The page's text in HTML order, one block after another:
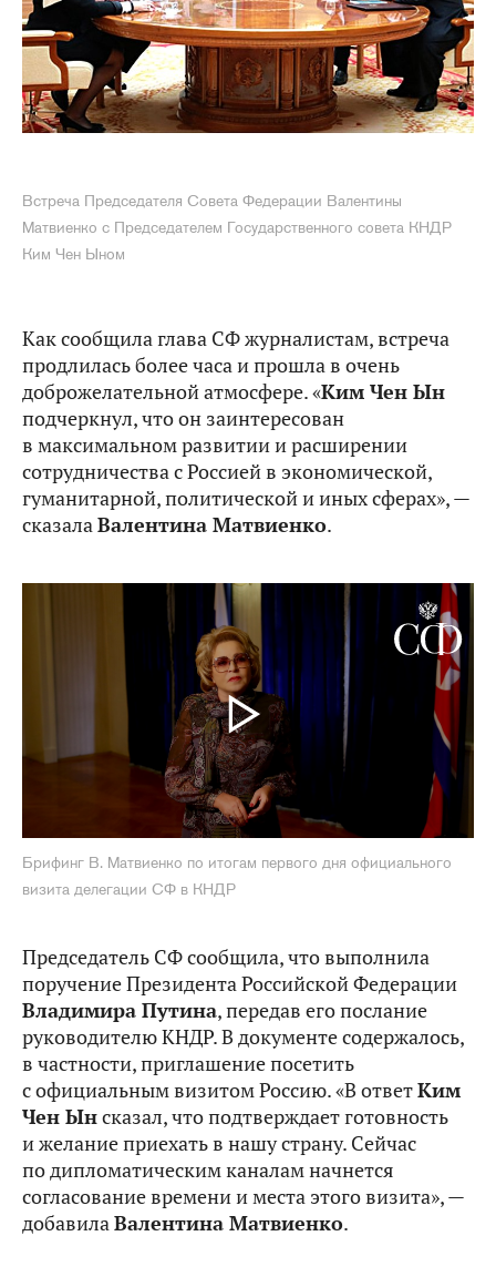
Встреча Председателя Совета Федерации Валентины
Матвиенко с Председателем Государственного совета КНДР
Ким Чен Ыном
Как сообщила глава СФ журналистам, встреча
продлилась более часа и прошла в очень
доброжелательной атмосфере. «Ким Чен Ын
подчеркнул, что он заинтересован
в максимальном развитии и расширении
сотрудничества с Россией в экономической,
гуманитарной, политической и иных сферах», —
сказалаВалентина Матвиенко.
Брифинг В. Матвиенко по итогам первого дня официального
визита делегации СФ в КНДР
Председатель СФ сообщила, что выполнила
поручение Президента Российской Федерации
Владимира Путина, передав его послание
руководителю КНДР. В документе содержалось,
в частности, приглашение посетить
с официальным визитом Россию. «В ответКим
Чен Ынсказал, что подтверждает готовность
и желание приехать в нашу страну. Сейчас
по дипломатическим каналам начнется
согласование времени и места этого визита», —
добавилаВалентина Матвиенко.